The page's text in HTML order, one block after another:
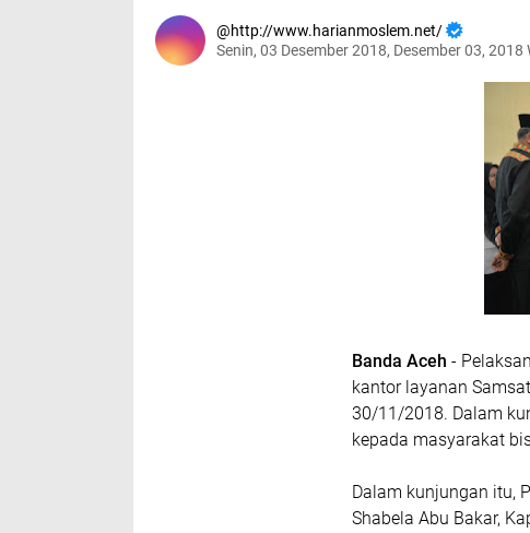
http://www.harianmoslem.net/
Senin, 03 Desember 2018, Desember 03, 2018
Banda Aceh -
kantor layanan
30/11/2018. Dalam
kepada masyarakat
Dalam kunjungan itu,
Shabela Abu Bakar,